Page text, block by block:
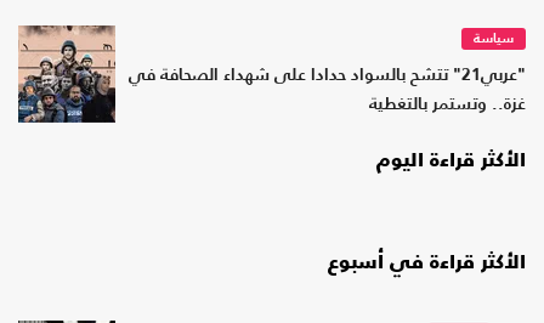
سياسة
"عربي21" تتشح بالسواد حدادا على شهداء الصحافة في
غزة.. وتستمر بالتغطية
الأكثر قراءة اليوم
الأكثر قراءة في أسبوع